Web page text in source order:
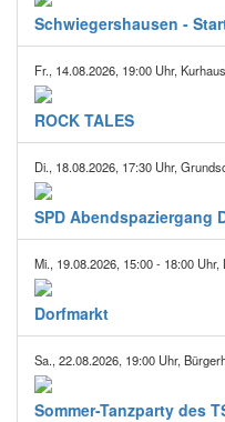
Schwiegershausen -
Fr., 14.08.2026, 19:00 Uhr,
ROCK TALES
Di., 18.08.2026, 17:30 Uhr,
SPD Abendspaziergang
Mi., 19.08.2026, 15:00 - 18:00 Uhr,
Dorfmarkt
Sa., 22.08.2026, 19:00 Uhr,
Sommer-Tanzparty des